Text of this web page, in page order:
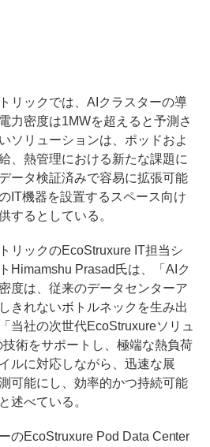
リックでは、AIクラスターの導
力密度は1MWを超えると予測さ
ソリューションは、ポッドおよ
、熱管理における新たな課題に
ータ検証済みで容易に拡張可能
IT機器を設置するスペース向け
するとしている。
リックのEcoStruxure IT担当シ
Himamshu Prasad氏は、「AIク
度は、従来のデータセンターア
きれないボトルネックを生み出
当社の次世代EcoStruxureソリュ
術をサポートし、極端な熱負荷
ルに対応しながら、迅速な展
可能にし、効率的かつ持続可能
述べている。
のEcoStruxure Pod Data Center